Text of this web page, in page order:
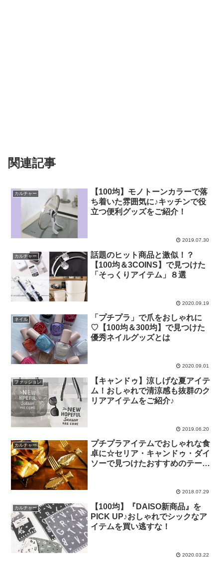
関連記事
カルチャー
【100均】モノトーンカラーで落
ち着いた雰囲気に♪キッチンで役
立つ便利グッズをご紹介！
2019.07.30
カルチャー
話題のヒット商品と激似！？
【100均＆3COINS】で見つけた
「そっくりアイテム」８選
2020.09.19
ネイル
「プチプラ」で爪をおしゃれに
♡【100均＆300均】で見つけた
優秀ネイルグッズとは
2020.09.01
ファッション
【キャンドゥ】涼しげな夏アイテ
ム！おしゃれで清涼感も抜群のク
リアアイテムをご紹介♪
2019.06.20
カルチャー
プチプラアイテムでおしゃれな食
卓に☆セリア・キャンドゥ・ダイ
ソーで見つけたおすすめのテーブ
2018.07.29
カルチャー
【100均】『DAISO新商品』を
PICK UP♪おしゃれでシックなア
イテムを買い逃すな！
2020.03.22